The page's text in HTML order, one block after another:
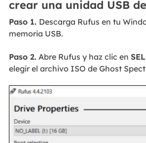
crear una unidad USB
Paso 1. Descarga Rufus en tu
memoria USB.
Paso 2.Abre Rufus y haz clic en
elegir el archivo ISO de Ghost